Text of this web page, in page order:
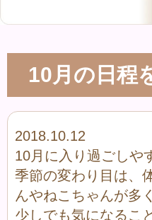
10月の日程
2018.10.12
10月に入り過ごしや
季節の変わり目は、
んやねこちゃんが多
少しでも気になるこ